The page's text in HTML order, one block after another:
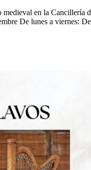
en la Cancillería
De lunes a viernes: De